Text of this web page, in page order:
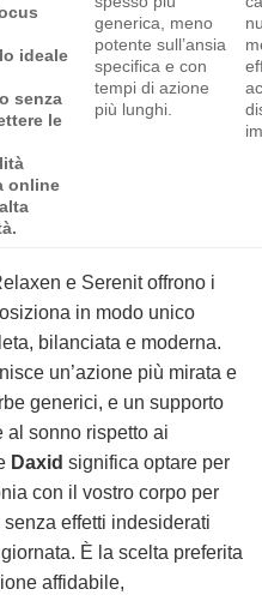
ideale
senza
le
online
generica, meno
potente sull’ansia
specifica e con
tempi di azione
più lunghi.
e Serenit offrono i
in modo unico
bilanciata e moderna.
un’azione più mirata e
generici, e un supporto
al sonno rispetto ai
Daxid significa optare per
con il vostro corpo per
effetti indesiderati
È la scelta preferita
affidabile,